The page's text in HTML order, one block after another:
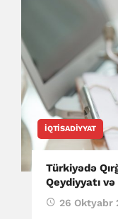
İQTISADIYYAT
Türkiyədə
Qeydiyyatı
26 Oktyabr